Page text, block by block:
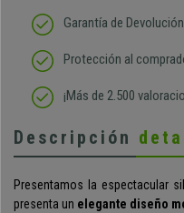
Garantía de
Protección al
¡Más de 2.500
Descripción
Presentamos la espectacular
presenta un elegante diseño